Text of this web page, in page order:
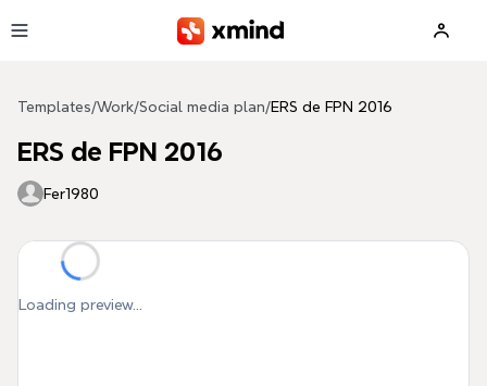
Templates/Work/Social media plan/ERS de FPN 2016
ERS de FPN 2016
Fer1980
Loading preview...